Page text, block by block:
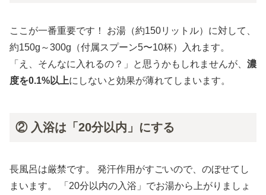
ここが一番重要です！ お湯（約150リットル）に対して、
約150g～300g（付属スプーン5〜10杯）入れます。
「え、そんなに入れるの？」と思うかもしれませんが、 濃
度を0.1%以上にしないと効果が薄れてしまいます。
② 入浴は「20分以内」にする
長風呂は厳禁です。 発汗作用がすごいので、のぼせてし
まいます。 「20分以内の入浴」でお湯から上がりましょ